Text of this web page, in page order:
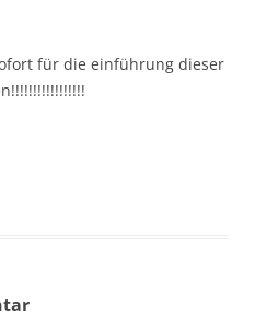
für die einführung dieser